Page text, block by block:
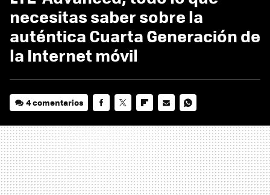
necesitas saber sobre la
auténtica Cuarta Generación de
la Internet móvil
4 comentarios
MAIL